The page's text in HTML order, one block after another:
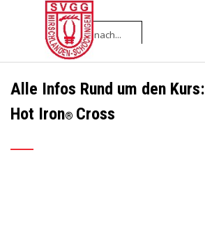
Direkt zum Seiteninhalt
Menü überspringen
Alle Infos Rund um den Kurs:
Hot Iron® Cross